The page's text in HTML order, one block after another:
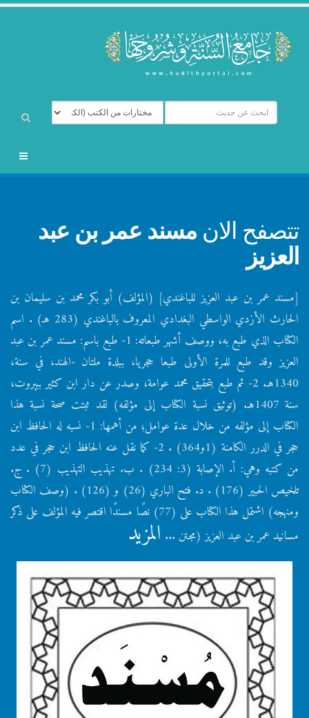
تتصفح الان مسند عمر بن عبد
العزيز
[مسند عمر بن عبد العزيز للباغندي] (المؤلف) أبو بكر محمد بن سليمان بن
الحارث الأزدي الواسطي البغدادي المعروف بالباغندي (283 هـ) . اسم
الكتاب الذي طبع به، ووصف أشهر طبعاته: 1- طبع باسم: مسند عمر بن عبد
العزيز وقد طبع للمرة الأولى طبعا حجريا، ببلدة ملتان -الهند، في سنة،
1340هـ. 2- ثم طبع بتحقيق محمد عوامة، وصدر عن دار ابن كثير ببيروت،
سنة 1407هـ. (توثيق نسبة الكتاب إلى مؤلفه) لقد ثبتت صحة نسبة هذا
الكتاب إلى مؤلفه من خلال عدة عوامل؛ من أهمها: 1- نسبه له الحافظ ابن
حجر في الدرر الكامنة (1و364) . 2- كما نقل عنه الحافظ ابن حجر في عدد
من كتبه وهي: أ. الإصابة (3: 234) . ب. تهذيب التهذيب (7) . ج.
تلخيص الحبير (176) . د. فتح الباري (26) و (126) . (وصف الكتاب
ومنهجه) اشتمل هذا الكتاب على (77) نصًا مسندًا اقتصر فيه المؤلف على ذكر
مسانيد عمر بن عبد العزيز (مجتن ... المزيد